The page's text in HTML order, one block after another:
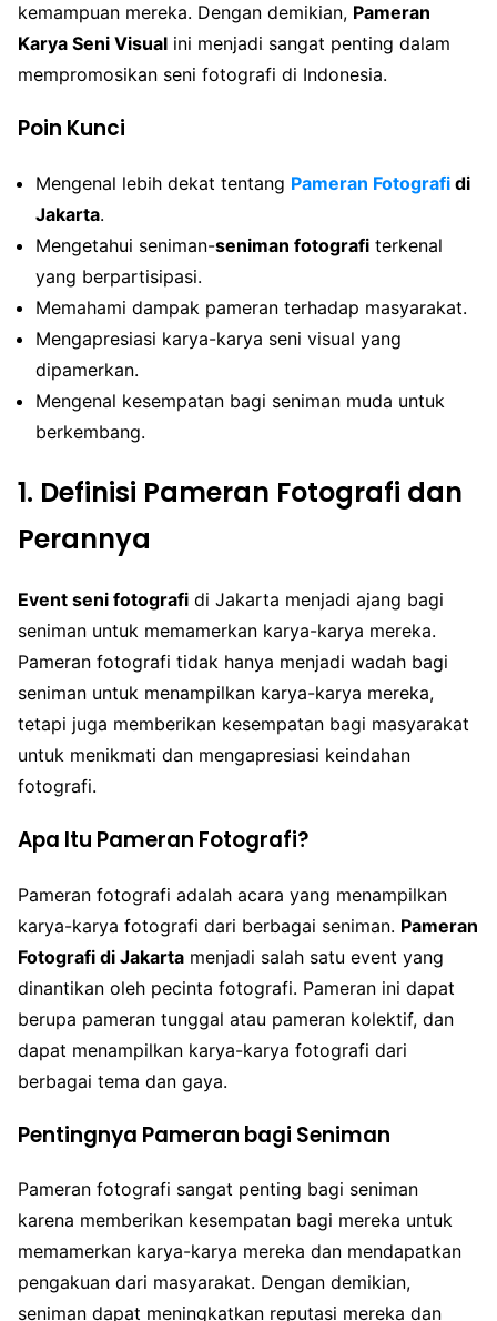
kemampuan mereka. Dengan demikian, Pameran
Karya Seni Visual ini menjadi sangat penting dalam
mempromosikan seni fotografi di Indonesia.
Poin Kunci
Mengenal lebih dekat tentang Pameran Fotografi di
Jakarta.
Mengetahui seniman-seniman fotografi terkenal
yang berpartisipasi.
Memahami dampak pameran terhadap masyarakat.
Mengapresiasi karya-karya seni visual yang
dipamerkan.
Mengenal kesempatan bagi seniman muda untuk
berkembang.
1. Definisi Pameran Fotografi dan
Perannya
Event seni fotografi di Jakarta menjadi ajang bagi
seniman untuk memamerkan karya-karya mereka.
Pameran fotografi tidak hanya menjadi wadah bagi
seniman untuk menampilkan karya-karya mereka,
tetapi juga memberikan kesempatan bagi masyarakat
untuk menikmati dan mengapresiasi keindahan
fotografi.
Apa Itu Pameran Fotografi?
Pameran fotografi adalah acara yang menampilkan
karya-karya fotografi dari berbagai seniman. Pameran
Fotografi di Jakarta menjadi salah satu event yang
dinantikan oleh pecinta fotografi. Pameran ini dapat
berupa pameran tunggal atau pameran kolektif, dan
dapat menampilkan karya-karya fotografi dari
berbagai tema dan gaya.
Pentingnya Pameran bagi Seniman
Pameran fotografi sangat penting bagi seniman
karena memberikan kesempatan bagi mereka untuk
memamerkan karya-karya mereka dan mendapatkan
pengakuan dari masyarakat. Dengan demikian,
seniman dapat meningkatkan reputasi mereka dan